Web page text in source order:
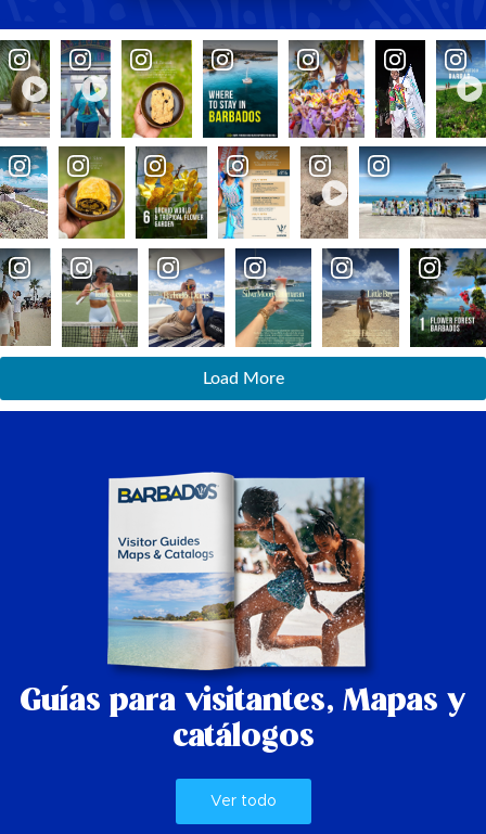
Load More
Guías para visitantes, Mapas y
catálogos
Ver todo